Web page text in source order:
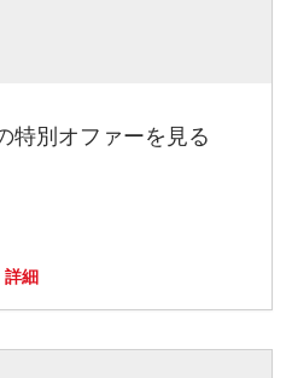
特別オファーを見る
詳細